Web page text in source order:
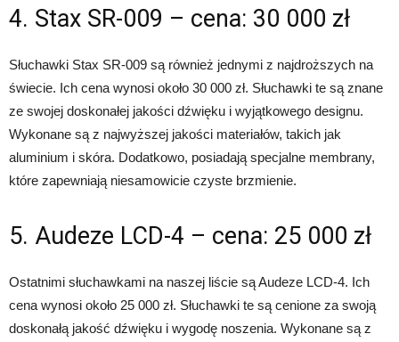
4. Stax SR-009 – cena: 30 000 zł
Słuchawki Stax SR-009 są również jednymi z najdroższych na
świecie. Ich cena wynosi około 30 000 zł. Słuchawki te są znane
ze swojej doskonałej jakości dźwięku i wyjątkowego designu.
Wykonane są z najwyższej jakości materiałów, takich jak
aluminium i skóra. Dodatkowo, posiadają specjalne membrany,
które zapewniają niesamowicie czyste brzmienie.
5. Audeze LCD-4 – cena: 25 000 zł
Ostatnimi słuchawkami na naszej liście są Audeze LCD-4. Ich
cena wynosi około 25 000 zł. Słuchawki te są cenione za swoją
doskonałą jakość dźwięku i wygodę noszenia. Wykonane są z